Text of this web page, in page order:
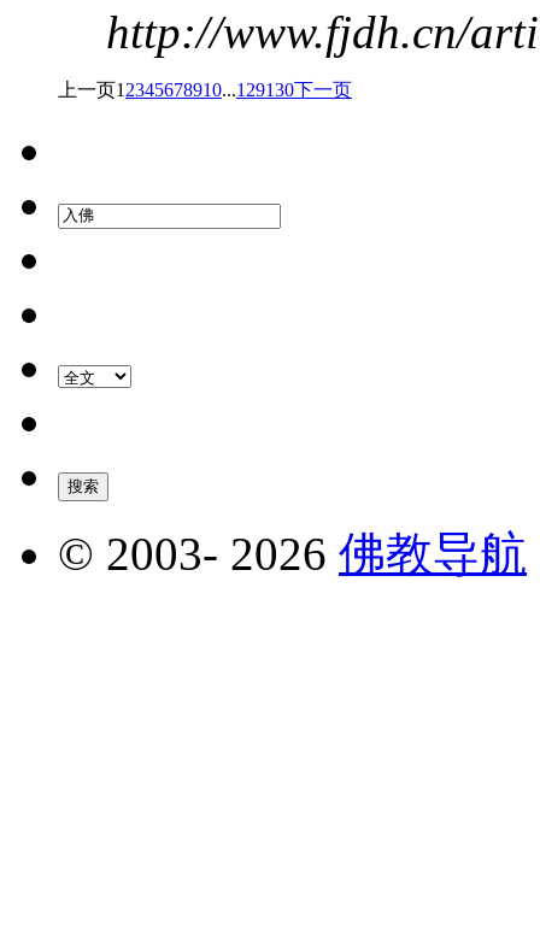
http://www.fjdh.cn/
上一页1 2345678910...129130下一页
© 2003- 2026 佛教导航